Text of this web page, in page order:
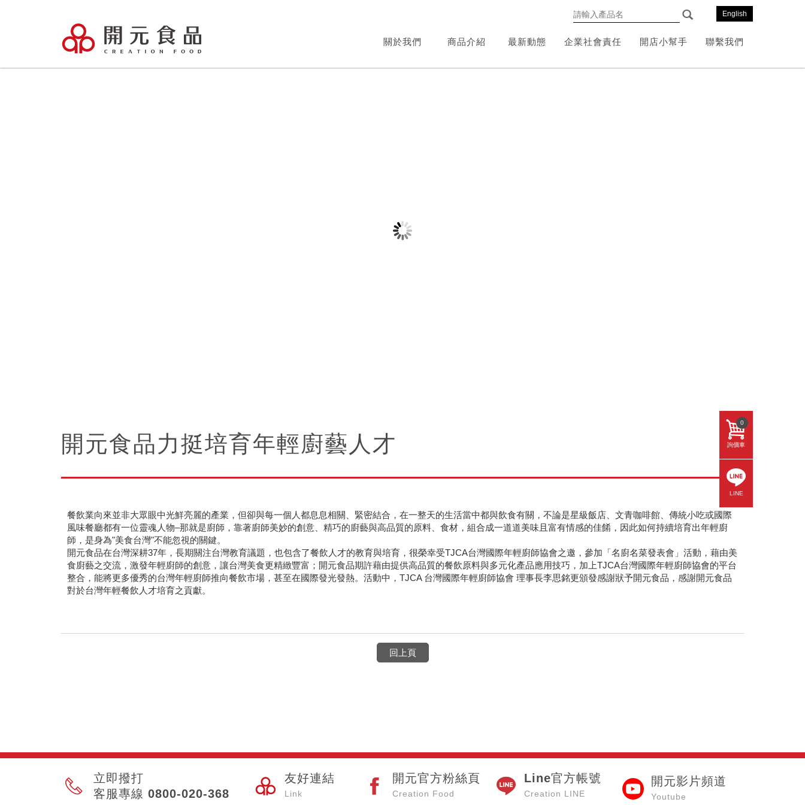
關於我們 商品介紹 最新動態 企業社會責任 開店小幫手 聯繫我們
English
開元食品力挺培育年輕廚藝人才
餐飲業向來並非大眾眼中光鮮亮麗的產業，但卻與每一個人都息息相關、緊密結合，在一整天的生活當中都與飲食有關，不論是星級飯店、文青咖啡館、傳統小吃或國際
風味餐廳都有一位靈魂人物–那就是廚師，靠著廚師美妙的創意、精巧的廚藝與高品質的原料、食材，組合成一道道美味且富有情感的佳餚，因此如何持續培育出年輕廚
師，是身為"美食台灣"不能忽視的關鍵。
開元食品在台灣深耕37年，長期關注台灣教育議題，也包含了餐飲人才的教育與培育，很榮幸受TJCA台灣國際年輕廚師協會之邀，參加「名廚名菜發表會」活動，藉由美
食廚藝之交流，激發年輕廚師的創意，讓台灣美食更精緻豐富；開元食品期許藉由提供高品質的餐飲原料與多元化產品應用技巧，加上TJCA台灣國際年輕廚師協會的平台
整合，能將更多優秀的台灣年輕廚師推向餐飲市場，甚至在國際發光發熱。活動中，TJCA 台灣國際年輕廚師協會 理事長李思銘更頒發感謝狀予開元食品，感謝開元食品
對於台灣年輕餐飲人才培育之貢獻。
回上頁
詢價車
0
LINE
立即撥打
客服專線 0800-020-368
友好連結
Link
開元官方粉絲頁
Creation Food
Line官方帳號
Creation LINE
開元影片頻道
Youtube